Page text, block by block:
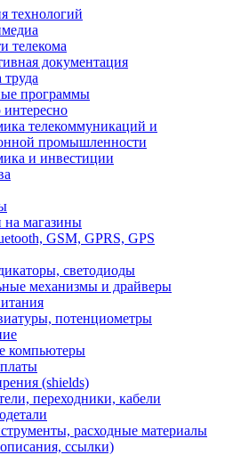
технологий
телекома
документация
программы
телекоммуникаций и
промышленности
и инвестиции
магазины
GSM, GPRS, GPS
светодиоды
механизмы и драйверы
потенциометры
компьютеры
(shields)
переходники, кабели
расходные материалы
ссылки)